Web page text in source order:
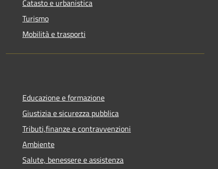
Catasto e urbanistica
Turismo
Mobilità e trasporti
Educazione e formazione
Giustizia e sicurezza pubblica
Tributi,finanze e contravvenzioni
Ambiente
Salute, benessere e assistenza